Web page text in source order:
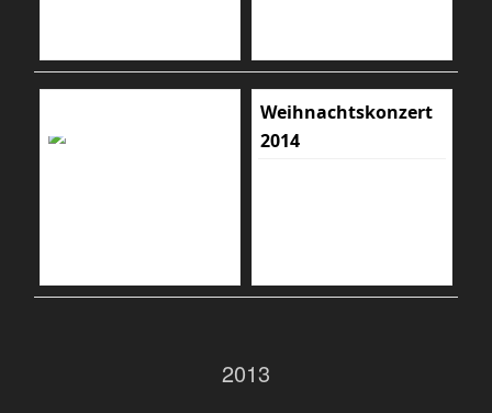
Weihnachtskonzert
2014
2013